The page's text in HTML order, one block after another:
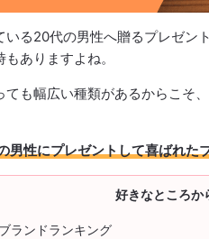
いる20代の男性へ贈るプレゼン
ありますよね。
ても幅広い種類があるからこそ
男性にプレゼントして喜ばれた
好きなところか
ランドランキング